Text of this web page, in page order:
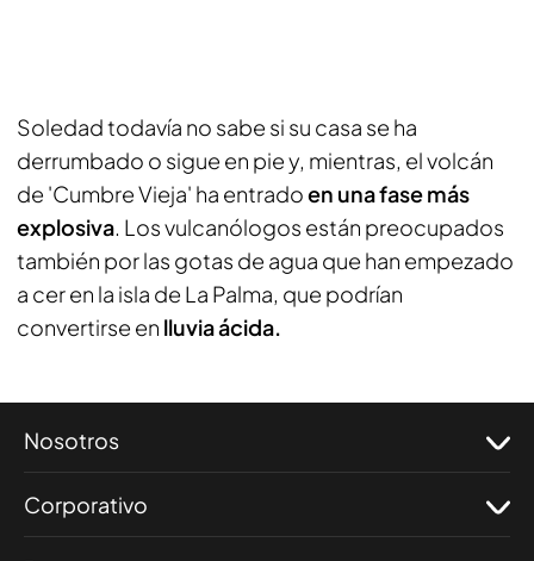
Soledad todavía no sabe si su casa se ha
derrumbado o sigue en pie y, mientras, el volcán
de 'Cumbre Vieja' ha entradoen una fase más
explosiva. Los vulcanólogos están preocupados
también por las gotas de agua que han empezado
a cer en la isla de La Palma, que podrían
convertirse en lluvia ácida.
Nosotros
Corporativo